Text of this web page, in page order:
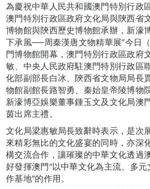
為慶祝中華人民共和國澳門特別行政
澳門特別行政區政府文化局與陝西省
博物館與陝西歷史博物館承辦，新濠
下承風──周秦漢唐文物精華展”今日
門博物館開幕，澳門特別行政區政府
敏、中央人民政府駐澳門特別行政區
化部副部長白冰、陝西省文物局局長
物館副館長路智勇、秦始皇帝陵博物
新濠博亞娛樂董事鍾玉文及文化局澳
茵出席主禮。
文化局梁惠敏局長致辭時表示，是次
來精彩無比的文化盛宴的同時，亦深
構交流合作，讓璀璨的中華文化透過
好發揮澳門“以中華文化為主流、多
作基地”的作用。